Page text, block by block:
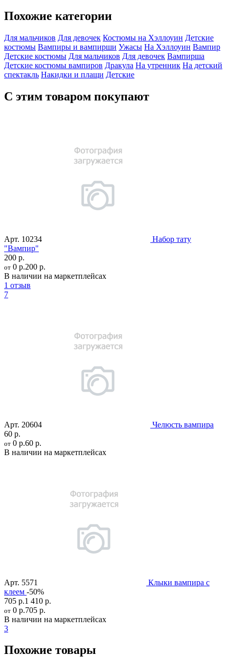
Похожие категории
Для мальчиков Для девочек Костюмы на Хэллоуин Детские
костюмы Вампиры и вампирши Ужасы На Хэллоуин Вампир
Детские костюмы Для мальчиков Для девочек Вампирша
Детские костюмы вампиров Дракула На утренник На детский
спектакль Накидки и плащи Детские
С этим товаром покупают
Арт. 10234
Набор тату
"Вампир"
200 р.
от 0 р.200 р.
В наличии на маркетплейсах
1 отзыв
7
Арт. 20604
Челюсть вампира
60 р.
от 0 р.60 р.
В наличии на маркетплейсах
Арт. 5571
Клыки вампира с
клеем -50%
705 р.1 410 р.
от 0 р.705 р.
В наличии на маркетплейсах
3
Похожие товары